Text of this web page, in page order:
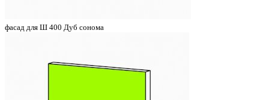
фасад для Ш 400 Дуб сонома